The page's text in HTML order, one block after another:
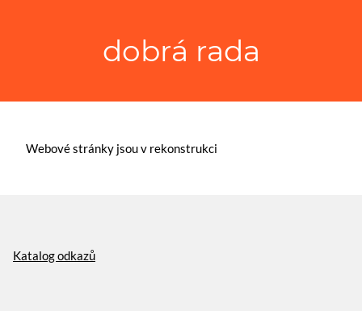
dobrá rada
Webové stránky jsou v rekonstrukci
Katalog odkazů